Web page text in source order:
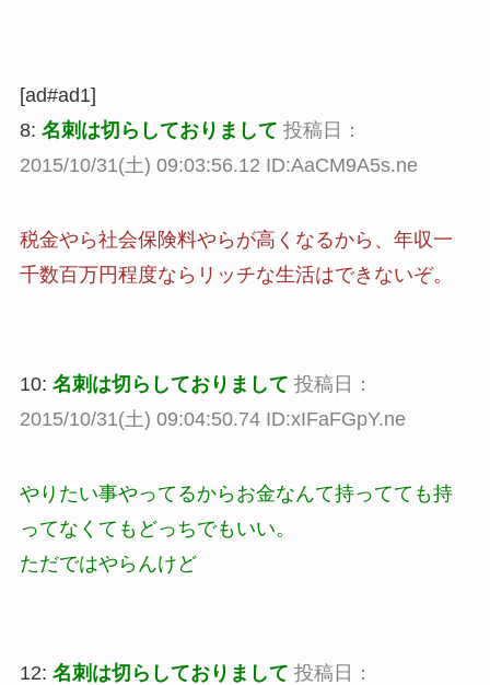
[ad#ad1]
8: 名刺は切らしておりまして 投稿日：
2015/10/31(土) 09:03:56.12 ID:AaCM9A5s.ne
税金やら社会保険料やらが高くなるから、年収一
千数百万円程度ならリッチな生活はできないぞ。
10: 名刺は切らしておりまして 投稿日：
2015/10/31(土) 09:04:50.74 ID:xIFaFGpY.ne
やりたい事やってるからお金なんて持ってても持
ってなくてもどっちでもいい。
ただではやらんけど
12: 名刺は切らしておりまして 投稿日：